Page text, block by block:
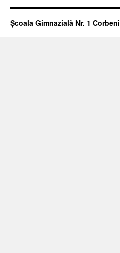
Școala Gimnazială Nr. 1 Corbeni